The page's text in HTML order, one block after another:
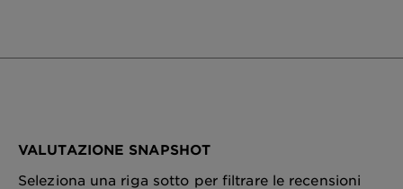
VALUTAZIONE SNAPSHOT
Seleziona una riga sotto per filtrare le recensioni